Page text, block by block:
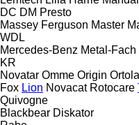
DC DM Presto
Massey Ferguson Master
WDL
Mercedes-Benz Metal-Fach
KR
Novatar Omme Origin
Fox Lion Novacat Rotocare
Quivogne
Blackbear Diskator